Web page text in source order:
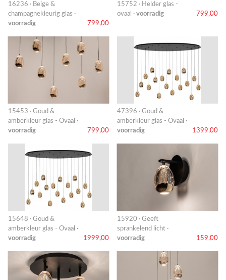
16236 · Beige &
champagnekleurig glas ·
voorradig
799,00
15752 · Helder glas -
ovaal · voorradig 799,00
15453 · Goud &
amberkleur glas - Ovaal ·
voorradig
799,00
47396 · Goud &
amberkleur glas - Ovaal ·
voorradig
1399,00
15648 · Goud &
amberkleur glas - Ovaal ·
voorradig
1999,00
15920 · Geeft
sprankelend licht ·
voorradig
159,00